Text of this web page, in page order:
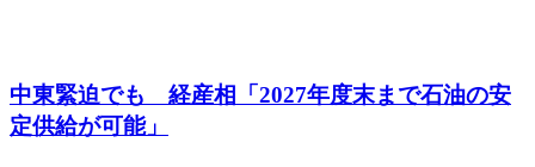
中東緊迫でも 経産相「2027年度末まで石油の安
定供給が可能」